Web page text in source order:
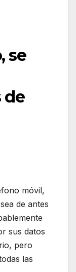
se
de
móvil,
de antes
sus datos
pero
las